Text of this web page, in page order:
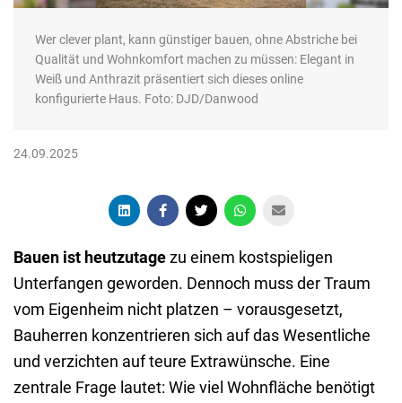
Wer clever plant, kann günstiger bauen, ohne Abstriche bei
Qualität und Wohnkomfort machen zu müssen: Elegant in
Weiß und Anthrazit präsentiert sich dieses online
konfigurierte Haus. Foto: DJD/Danwood
24.09.2025
Bauen ist heutzutagezu einem kostspieligen
Unterfangen geworden. Dennoch muss der Traum
vom Eigenheim nicht platzen – vorausgesetzt,
Bauherren konzentrieren sich auf das Wesentliche
und verzichten auf teure Extrawünsche. Eine
zentrale Frage lautet: Wie viel Wohnfläche benötigt